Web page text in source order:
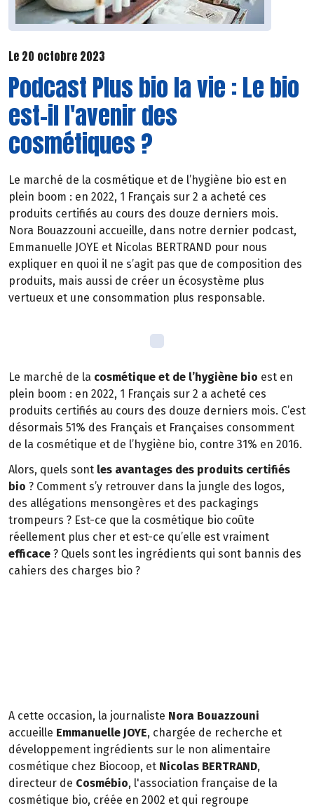
Le 20 octobre 2023
Podcast Plus bio la vie : Le bio
est-il l'avenir des
cosmétiques ?
Le marché de la cosmétique et de l’hygiène bio est en
plein boom : en 2022, 1 Français sur 2 a acheté ces
produits certifiés au cours des douze derniers mois.
Nora Bouazzouni accueille, dans notre dernier podcast,
Emmanuelle JOYE et Nicolas BERTRAND pour nous
expliquer en quoi il ne s’agit pas que de composition des
produits, mais aussi de créer un écosystème plus
vertueux et une consommation plus responsable.
Le marché de la cosmétique et de l’hygiène bio est en
plein boom : en 2022, 1 Français sur 2 a acheté ces
produits certifiés au cours des douze derniers mois. C’est
désormais 51% des Français et Françaises consomment
de la cosmétique et de l’hygiène bio, contre 31% en 2016.
Alors, quels sont les avantages des produits certifiés
bio ? Comment s’y retrouver dans la jungle des logos,
des allégations mensongères et des packagings
trompeurs ? Est-ce que la cosmétique bio coûte
réellement plus cher et est-ce qu’elle est vraiment
efficace ? Quels sont les ingrédients qui sont bannis des
cahiers des charges bio ?
A cette occasion, la journaliste Nora Bouazzouni
accueille Emmanuelle JOYE, chargée de recherche et
développement ingrédients sur le non alimentaire
cosmétique chez Biocoop, et Nicolas BERTRAND,
directeur de Cosmébio, l'association française de la
cosmétique bio, créée en 2002 et qui regroupe